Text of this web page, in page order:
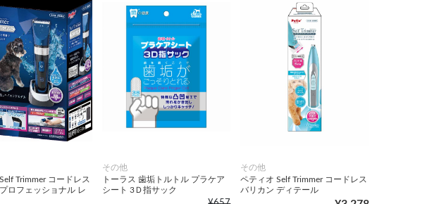
Trimmer コードレス
ロフェッショナル レ
その他
トーラス 歯垢トルトル プラケア
シート 3Ｄ指サック
その他
ペティオ Self Trimmer コードレス
バリカン ディテール